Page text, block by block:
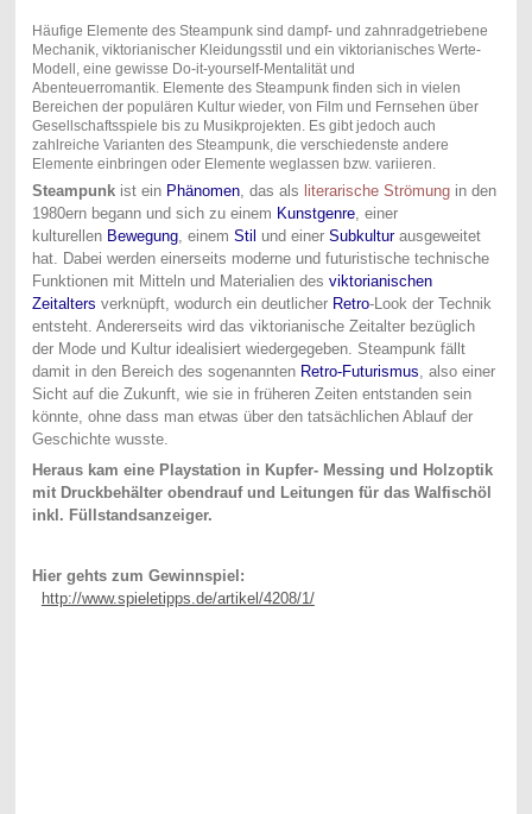
Häufige Elemente des Steampunk sind dampf- und zahnradgetriebene
Mechanik, viktorianischer Kleidungsstil und ein viktorianisches Werte-
Modell, eine gewisse Do-it-yourself-Mentalität und
Abenteuerromantik. Elemente des Steampunk finden sich in vielen
Bereichen der populären Kultur wieder, von Film und Fernsehen über
Gesellschaftsspiele bis zu Musikprojekten. Es gibt jedoch auch
zahlreiche Varianten des Steampunk, die verschiedenste andere
Elemente einbringen oder Elemente weglassen bzw. variieren.
Steampunkist ein Phänomen, das als literarische Strömungin den
1980ern begann und sich zu einem Kunstgenre, einer
kulturellen Bewegung, einem Stil und einer Subkulturausgeweitet
hat. Dabei werden einerseits moderne und futuristische technische
Funktionen mit Mitteln und Materialien des viktorianischen
Zeitalters verknüpft, wodurch ein deutlicher Retro-Look der Technik
entsteht. Andererseits wird das viktorianische Zeitalter bezüglich
der Mode und Kultur idealisiert wiedergegeben. Steampunk fällt
damit in den Bereich des sogenannten Retro-Futurismus, also einer
Sicht auf die Zukunft, wie sie in früheren Zeiten entstanden sein
könnte, ohne dass man etwas über den tatsächlichen Ablauf der
Geschichte wusste.
Heraus kam eine Playstation in Kupfer- Messing und Holzoptik
mit Druckbehälter obendrauf und Leitungen für das Walfischöl
inkl. Füllstandsanzeiger.
Hier gehts zum Gewinnspiel:
http://www.spieletipps.de/artikel/4208/1/